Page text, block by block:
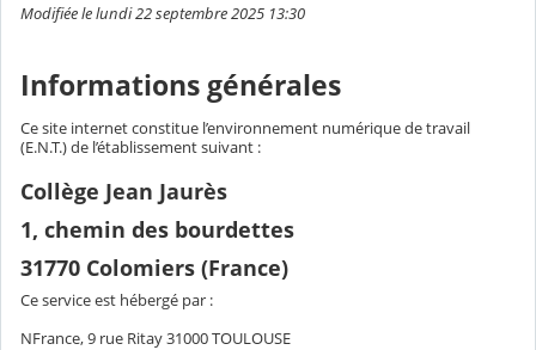
Modifiée le lundi 22 septembre 2025 13:30
Informations générales
Ce site internet constitue l’environnement numérique de travail
(E.N.T.) de l’établissement suivant :
Collège Jean Jaurès
1, chemin des bourdettes
31770 Colomiers (France)
Ce service est hébergé par :
NFrance, 9 rue Ritay 31000 TOULOUSE